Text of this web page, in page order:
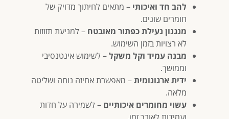
להב חד ואיכותי – מתאים לחיתוך מדויק של
חומרים שונים.
מנגנון נעילת כפתור מאובטח – למניעת תזוזות
לא רצויות בזמן השימוש.
מבנה עמיד וקל משקל– לשימוש אינטנסיבי
וממושך.
ידית ארגונומית– מאפשרת אחיזה נוחה ושליטה
מלאה.
עשוי מחומרים איכותיים – לשמירה על חדות